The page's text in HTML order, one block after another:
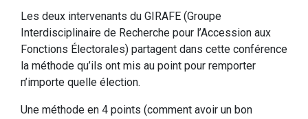
Les deux intervenants du GIRAFE (Groupe
Interdisciplinaire de Recherche pour l’Accession aux
Fonctions Électorales) partagent dans cette conférence
la méthode qu’ils ont mis au point pour remporter
n’importe quelle élection.
Une méthode en 4 points (comment avoir un bon